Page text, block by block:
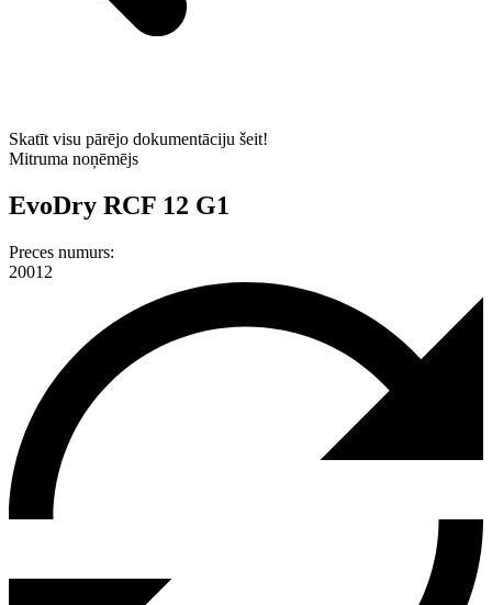
Skatīt visu pārējo dokumentāciju šeit!
Mitruma noņēmējs
EvoDry RCF 12 G1
Preces numurs:
20012